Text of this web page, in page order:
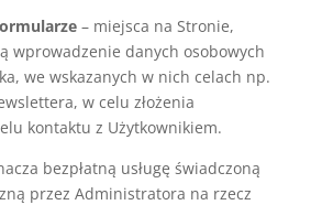
– miejsca na Stronie,
wprowadzenie danych osobowych
we wskazanych w nich celach np.
w celu złożenia
kontaktu z Użytkownikiem.
bezpłatną usługę świadczoną
przez Administratora na rzecz